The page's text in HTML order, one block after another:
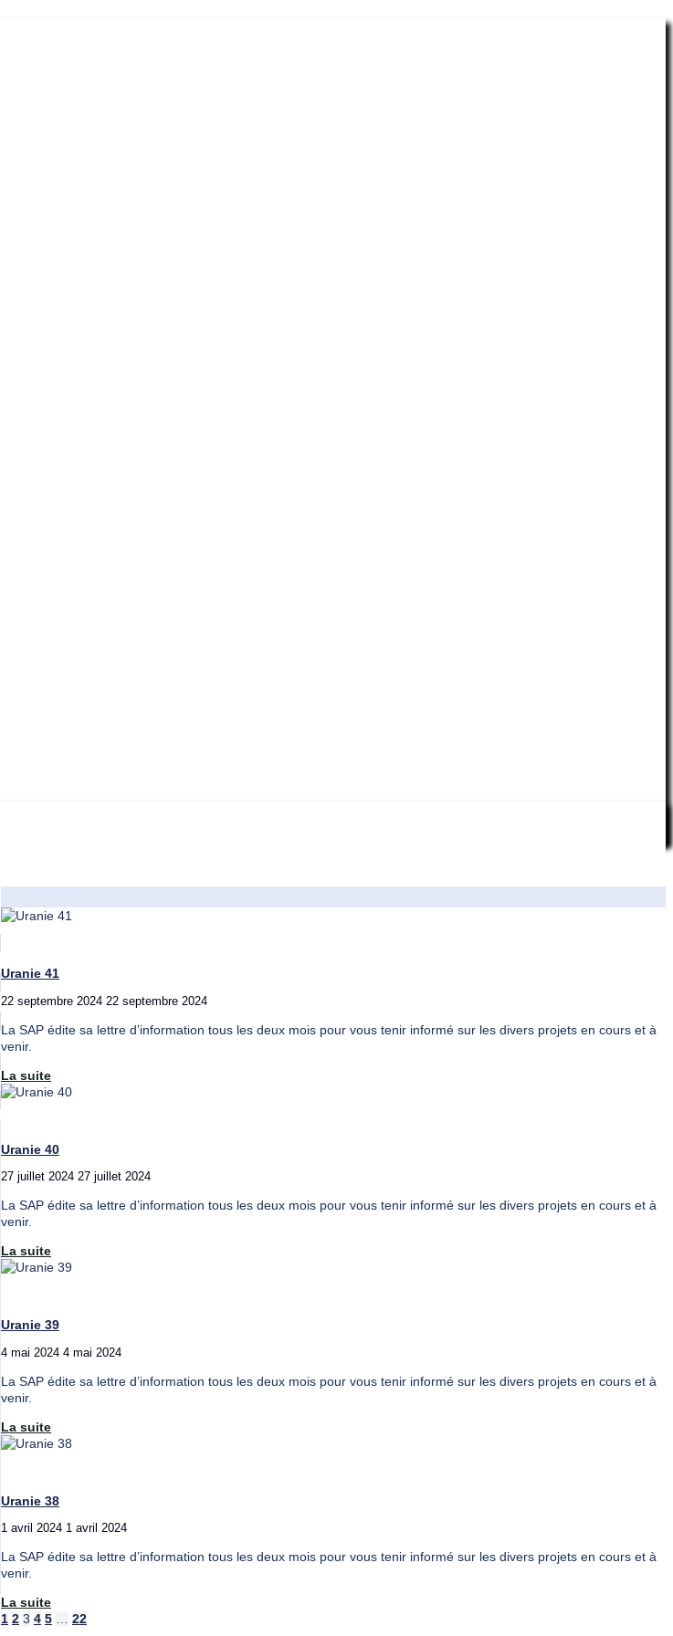
Uranie 41
22 septembre 2024 22 septembre 2024
La SAP édite sa lettre d’information tous les deux mois pour vous tenir informé sur les divers projets en cours et à
venir.
La suite"Uranie
41"
Uranie 40
27 juillet 2024 27 juillet 2024
La SAP édite sa lettre d’information tous les deux mois pour vous tenir informé sur les divers projets en cours et à
venir.
La suite"Uranie
40"
Uranie 39
4 mai 2024 4 mai 2024
La SAP édite sa lettre d’information tous les deux mois pour vous tenir informé sur les divers projets en cours et à
venir.
La suite"Uranie
39"
Uranie 38
1 avril 2024 1 avril 2024
La SAP édite sa lettre d’information tous les deux mois pour vous tenir informé sur les divers projets en cours et à
venir.
La suite"Uranie
38"
Pagination
1 2 3 4 5 … 22